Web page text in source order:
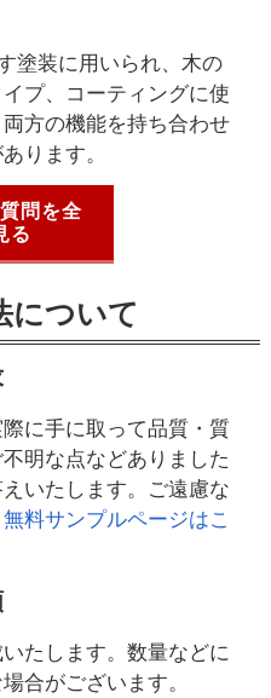
塗装に用いられ、木の
プ、コーティングに使
方の機能を持ち合わせ
ります。
問を全
る
について
に手に取って品質・質
明な点などありました
いたします。ご遠慮な
無料サンプルページはこ
たします。数量などに
合がございます。